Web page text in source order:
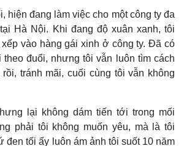
hiện đang làm việc cho một công ty đa
Hà Nội. Khi đang độ xuân xanh, tôi
vào hàng gái xinh ở công ty. Đã có
theo đuổi, nhưng tôi vẫn luôn tìm cách
rồi, tránh mãi, cuối cùng tôi vẫn không
lại không dám tiến tới trong mối
phải tôi không muốn yêu, mà là tôi
đen tối ấy luôn ám ảnh tôi suốt 10 năm